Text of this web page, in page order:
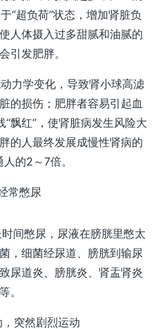
“超负荷”状态，增加肾脏负
人体摄入过多甜腻和油腻的
引发肥胖。
学变化，导致肾小球高滤
的损伤；肥胖者容易引起血
飘红”，使肾脏病发生风险大
的人最终发展成慢性肾病的
的2～7倍。
常憋尿
憋尿，尿液在膀胱里憋太
，细菌经尿道、膀胱到输尿
尿道炎、膀胱炎、肾盂肾炎
等。
突然剧烈运动